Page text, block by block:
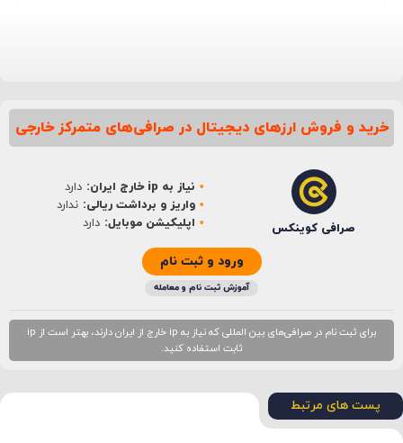
نام*
خرید و فروش ارزهای دیجیتال در صرافی‌های متمرکز خارجی
صرافی کوینکس
نیاز به ip خارج ایران:
دارد
واریز و برداشت ریالی: ندارد
اپلیکیشن موبایل: دارد
ورود و ثبت نام
آموزش ثبت نام و معامله
برای ثبت نام در صرافی‌های بین المللی که نیاز به ip خارج از ایران دارند، بهتر است از ip
ثابت استفاده کنید.
پست های مرتبط